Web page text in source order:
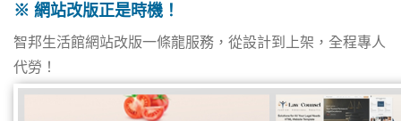
※ 網站改版正是時機！
智邦生活館網站改版一條龍服務，從設計到上架，全程專人
代勞！